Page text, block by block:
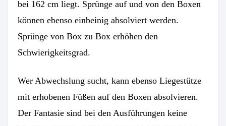
bei 162 cm liegt. Sprünge auf und von den Boxen
können ebenso einbeinig absolviert werden.
Sprünge von Box zu Box erhöhen den
Schwierigkeitsgrad.
Wer Abwechslung sucht, kann ebenso Liegestütze
mit erhobenen Füßen auf den Boxen absolvieren.
Der Fantasie sind bei den Ausführungen keine